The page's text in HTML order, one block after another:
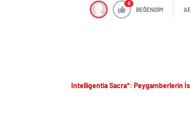
0
BEĞENDİM
Intelligentia Sacra*: Peygamberlerin